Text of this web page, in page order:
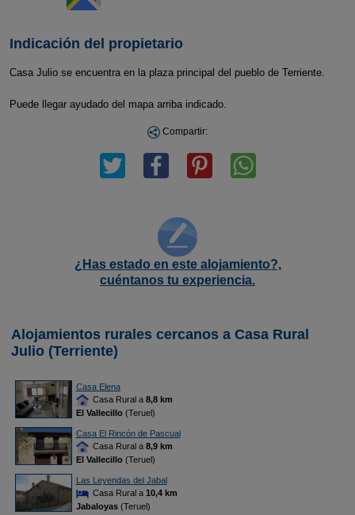
Indicación del propietario
Casa Julio se encuentra en la plaza principal del pueblo de Terriente.
Puede llegar ayudado del mapa arriba indicado.
Compartir:
¿Has estado en este alojamiento?,
cuéntanos tu experiencia.
Alojamientos rurales cercanos a Casa Rural
Julio (Terriente)
Casa Elena
Casa Rural a 8,8 km
El Vallecillo(Teruel)
Casa El Rincón de Pascual
Casa Rural a 8,9 km
El Vallecillo(Teruel)
Las Leyendas del Jabal
Casa Rural a 10,4 km
Jabaloyas(Teruel)